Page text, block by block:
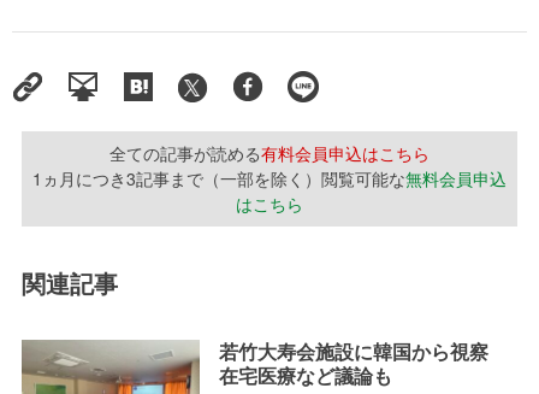
全ての記事が読める有料会員申込はこちら
1ヵ月につき3記事まで（一部を除く）閲覧可能な無料会員申込
はこちら
関連記事
若竹大寿会施設に韓国から視察
在宅医療など議論も